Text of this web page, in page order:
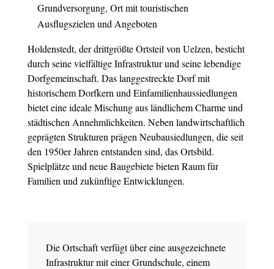
Grundversorgung, Ort mit touristischen
Ausflugszielen und Angeboten
Holdenstedt, der drittgrößte Ortsteil von Uelzen, besticht
durch seine vielfältige Infrastruktur und seine lebendige
Dorfgemeinschaft. Das langgestreckte Dorf mit
historischem Dorfkern und Einfamilienhaussiedlungen
bietet eine ideale Mischung aus ländlichem Charme und
städtischen Annehmlichkeiten. Neben landwirtschaftlich
geprägten Strukturen prägen Neubausiedlungen, die seit
den 1950er Jahren entstanden sind, das Ortsbild.
Spielplätze und neue Baugebiete bieten Raum für
Familien und zukünftige Entwicklungen.
Die Ortschaft verfügt über eine ausgezeichnete
Infrastruktur mit einer Grundschule, einem